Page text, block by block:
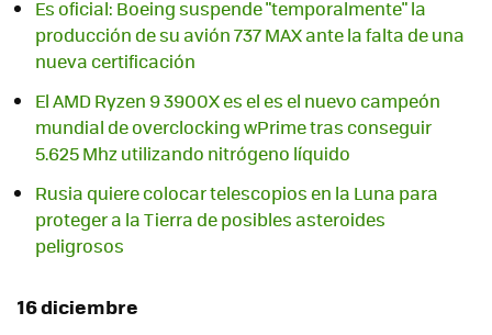
Es oficial: Boeing suspende "temporalmente" la
producción de su avión 737 MAX ante la falta de una
nueva certificación
El AMD Ryzen 9 3900X es el es el nuevo campeón
mundial de overclocking wPrime tras conseguir
5.625 Mhz utilizando nitrógeno líquido
Rusia quiere colocar telescopios en la Luna para
proteger a la Tierra de posibles asteroides
peligrosos
16 diciembre